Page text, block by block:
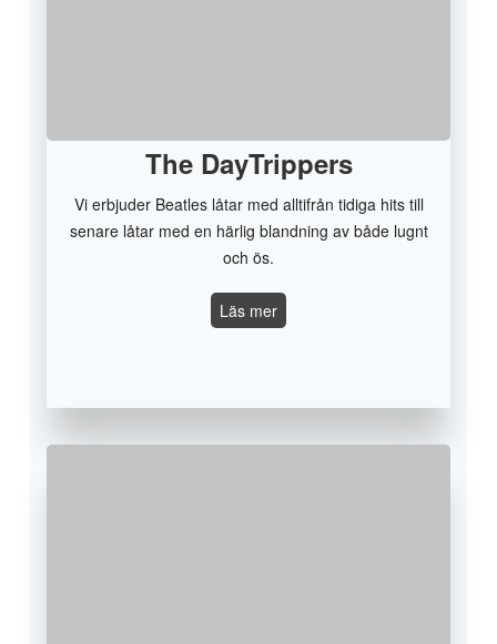
The DayTrippers
Vi erbjuder Beatles låtar med alltifrån tidiga hits till
senare låtar med en härlig blandning av både lugnt
och ös.
Läs merThe